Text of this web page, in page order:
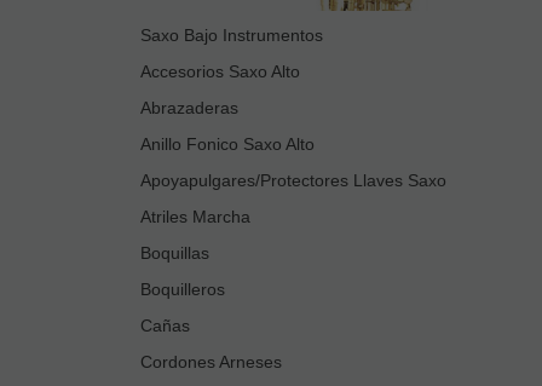
Saxo Bajo Instrumentos
Accesorios Saxo Alto
Abrazaderas
Anillo Fonico Saxo Alto
Apoyapulgares/Protectores Llaves Saxo
Atriles Marcha
Boquillas
Boquilleros
Cañas
Cordones Arneses